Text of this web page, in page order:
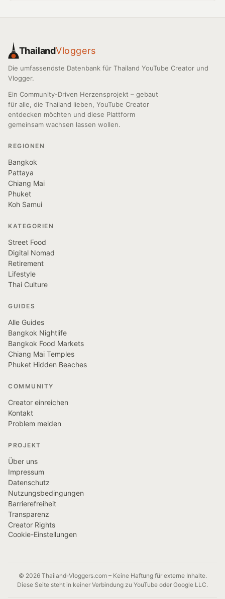
ThailandVloggers
Die umfassendste Datenbank für Thailand YouTube Creator und
Vlogger.
Ein Community-Driven Herzensprojekt – gebaut
für alle, die Thailand lieben, YouTube Creator
entdecken möchten und diese Plattform
gemeinsam wachsen lassen wollen.
REGIONEN
Bangkok
Pattaya
Chiang Mai
Phuket
Koh Samui
KATEGORIEN
Street Food
Digital Nomad
Retirement
Lifestyle
Thai Culture
GUIDES
Alle Guides
Bangkok Nightlife
Bangkok Food Markets
Chiang Mai Temples
Phuket Hidden Beaches
COMMUNITY
Creator einreichen
Kontakt
Problem melden
PROJEKT
Über uns
Impressum
Datenschutz
Nutzungsbedingungen
Barrierefreiheit
Transparenz
Creator Rights
Cookie-Einstellungen
© 2026 Thailand-Vloggers.com – Keine Haftung für externe Inhalte.
Diese Seite steht in keiner Verbindung zu YouTube oder Google LLC.